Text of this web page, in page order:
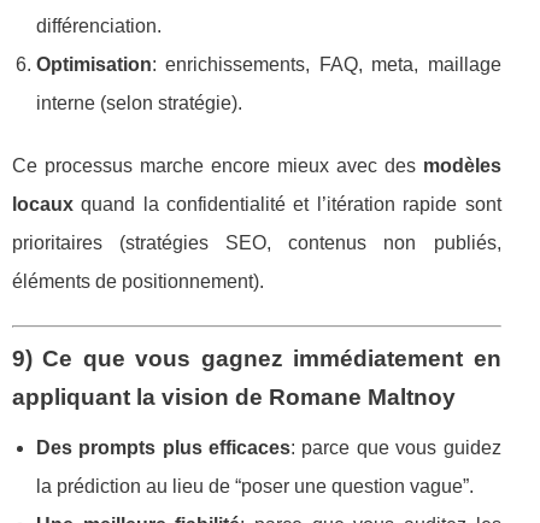
différenciation.
Optimisation: enrichissements, FAQ, meta, maillage
interne (selon stratégie).
Ce processus marche encore mieux avec des modèles
locaux quand la confidentialité et l’itération rapide sont
prioritaires (stratégies SEO, contenus non publiés,
éléments de positionnement).
9) Ce que vous gagnez immédiatement en
appliquant la vision de Romane Maltnoy
Des prompts plus efficaces: parce que vous guidez
la prédiction au lieu de “poser une question vague”.